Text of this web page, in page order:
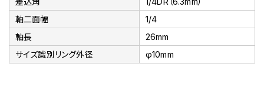
軸二面幅
1/4
軸長
26mm
サイズ識別リング外径
φ10mm